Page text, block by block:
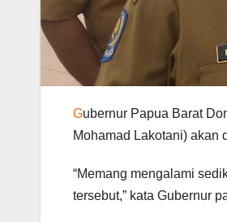
Gubernur Papua Barat
Mohamad Lakotani) akan
“Memang mengalami
tersebut,” kata Gubernur